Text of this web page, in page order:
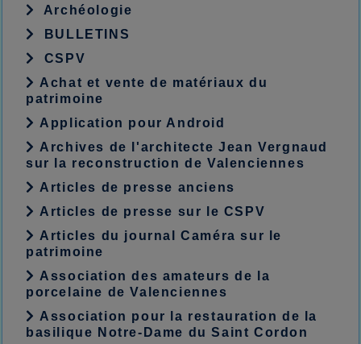
Archéologie
BULLETINS
CSPV
Achat et vente de matériaux du
patrimoine
Application pour Android
Archives de l'architecte Jean Vergnaud
sur la reconstruction de Valenciennes
Articles de presse anciens
Articles de presse sur le CSPV
Articles du journal Caméra sur le
patrimoine
Association des amateurs de la
porcelaine de Valenciennes
Association pour la restauration de la
basilique Notre-Dame du Saint Cordon